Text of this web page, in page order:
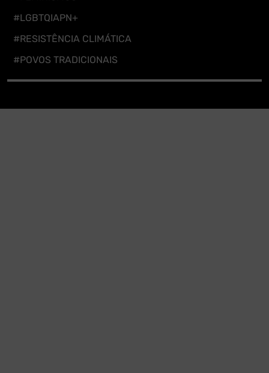
#LGBTQIAPN+
#RESISTÊNCIA CLIMÁTICA
#POVOS TRADICIONAIS